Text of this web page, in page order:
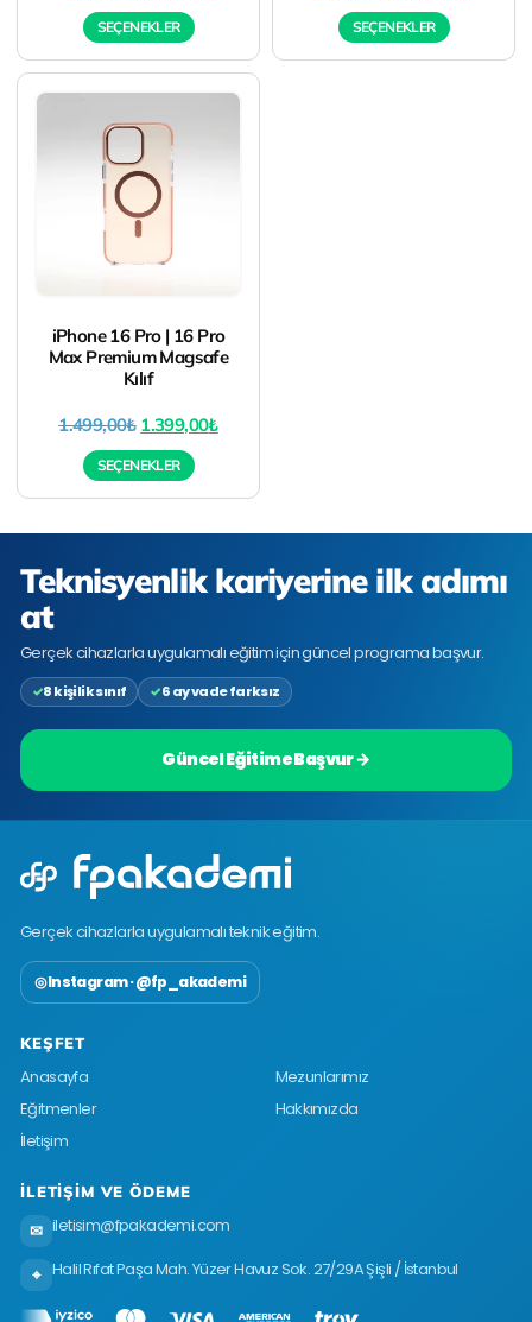
SEÇENEKLER SEÇENEKLER
iPhone 16 Pro | 16 Pro
Max Premium Magsafe
Kılıf
1.499,00₺ 1.399,00₺
SEÇENEKLER
Teknisyenlik kariyerine ilk adımı
at
Gerçek cihazlarla uygulamalı eğitim için güncel programa başvur.
8 kişilik sınıf 6 ay vade farksız
Güncel Eğitime Başvur →
Gerçek cihazlarla uygulamalı teknik eğitim.
◎ Instagram · @fp_akademi
KEŞFET
Anasayfa
Mezunlarımız
Eğitmenler
Hakkımızda
İletişim
İLETIŞIM VE ÖDEME
✉ iletisim@fpakademi.com
⌖ Halil Rıfat Paşa Mah. Yüzer Havuz Sok. 27/29A Şişli / İstanbul